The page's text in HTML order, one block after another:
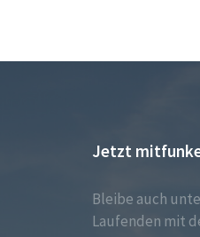
Jetzt
Bleibe auch
Laufenden mit